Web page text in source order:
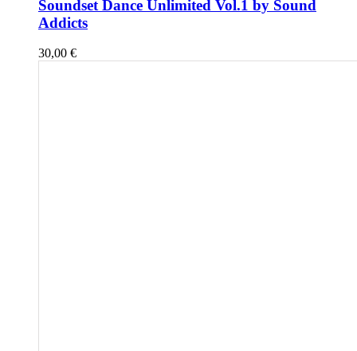
Soundset Dance Unlimited Vol.1 by Sound
Addicts
30,00 €